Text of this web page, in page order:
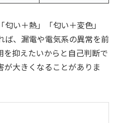
い＋熱」「匂い＋変色」
ば、漏電や電気系の異常を前
を抑えたいからと自己判断で
大きくなることがありま